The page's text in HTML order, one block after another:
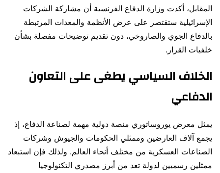
المقابل، أكدت وزارة الدفاع الفرنسية أن مشاركة الشركات
الإسرائيلية ستقتصر على عرض الأنظمة والمعدات المرتبطة
بالدفاع الجوي والصاروخي، دون تقديم توضيحات مفصلة بشأن
خلفيات القرار.
الخلاف السياسي يطغى على التعاون
الدفاعي
يمثل معرض يوروساتوري منصة دولية مهمة لصناعة الدفاع، إذ
يجمع آلاف العارضين وممثلي الحكومات والجيوش وشركات
الصناعات العسكرية من مختلف أنحاء العالم. ولذلك فإن استبعاد
ممثلين رسميين لدولة تعد من أبرز مصدري التكنولوجيا